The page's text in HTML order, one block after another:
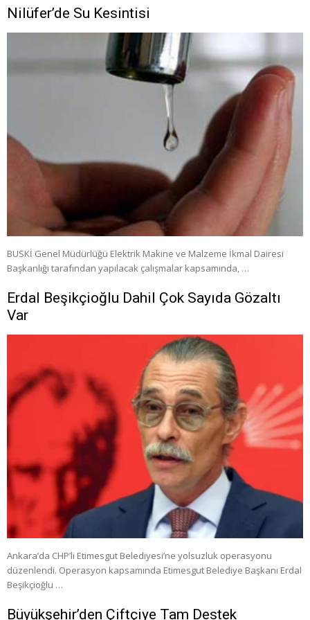
Nilüfer’de Su Kesintisi
BUSKİ Genel Müdürlüğü Elektrik Makine ve Malzeme İkmal Dairesi
Başkanlığı tarafından yapılacak çalışmalar kapsamında, …
Erdal Beşikçioğlu Dahil Çok Sayıda Gözaltı
Var
Ankara’da CHP’li Etimesgut Belediyesi’ne yolsuzluk operasyonu
düzenlendi. Operasyon kapsamında Etimesgut Belediye Başkanı Erdal
Beşikçioğlu …
Büyükşehir’den Çiftçiye Tam Destek